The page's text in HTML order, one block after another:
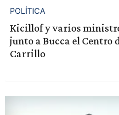
POLÍTICA
Kicillof y varios
junto a Bucca el Centro
Carrillo